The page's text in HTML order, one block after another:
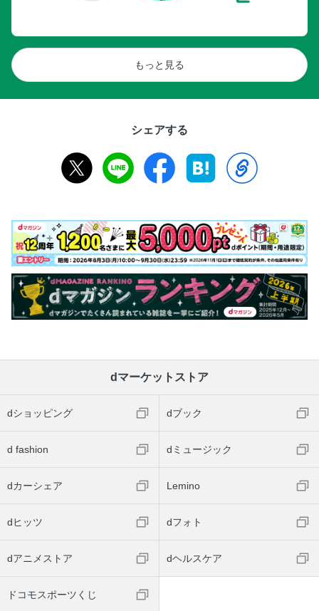
もっと見る
シェアする
dマーケットストア
dショッピング dブック
d fashion dミュージック
dカーシェア Lemino
dヒッツ dフォト
dアニメストア dヘルスケア
ドコモスポーツくじ